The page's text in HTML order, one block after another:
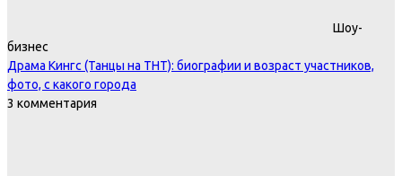
Шоу-
бизнес
Драма Кингс (Танцы на ТНТ): биографии и возраст участников,
фото, с какого города
3 комментария